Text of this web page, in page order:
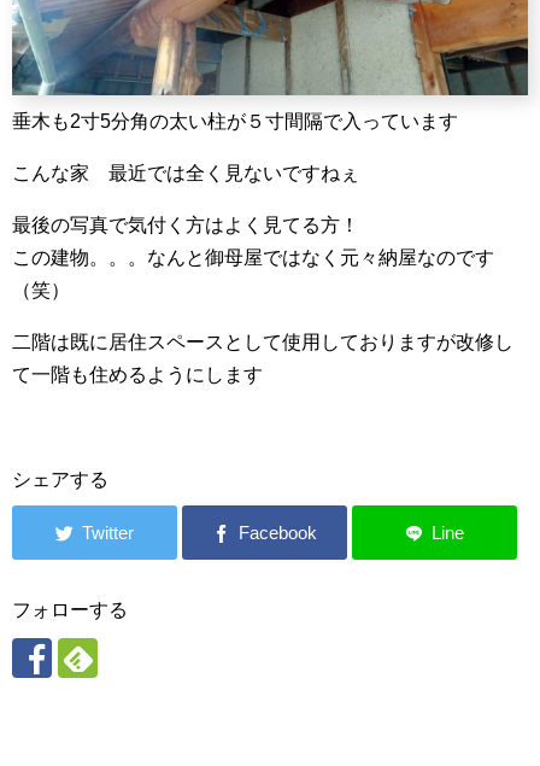
垂木も2寸5分角の太い柱が５寸間隔で入っています
こんな家 最近では全く見ないですねぇ
最後の写真で気付く方はよく見てる方！
この建物。。。なんと御母屋ではなく元々納屋なのです
（笑）
二階は既に居住スペースとして使用しておりますが改修し
て一階も住めるようにします
シェアする
フォローする